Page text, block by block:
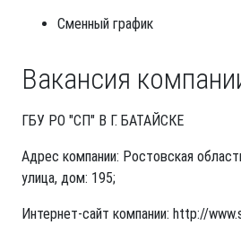
Сменный график
Вакансия
ГБУ РО "СП" В Г. БАТАЙСКЕ
Адрес компании: Ростовская
улица, дом: 195;
Интернет-сайт компании: http://